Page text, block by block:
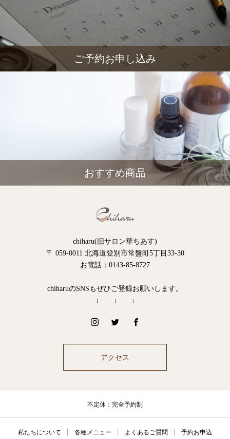
ご予約お申し込み
おすすめ商品
chiharu(旧サロン華ちあす)
〒 059-0011 北海道登別市常盤町5丁目33-30
お電話：0143-85-8727
chiharuのSNSもぜひご登録お願いします。
↓ ↓ ↓
アクセス
不定休：完全予約制
私たちについて 各種メニュー よくあるご質問 予約お申込